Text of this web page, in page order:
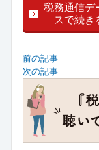
税務通信デ
スで続き
前の記事
次の記事